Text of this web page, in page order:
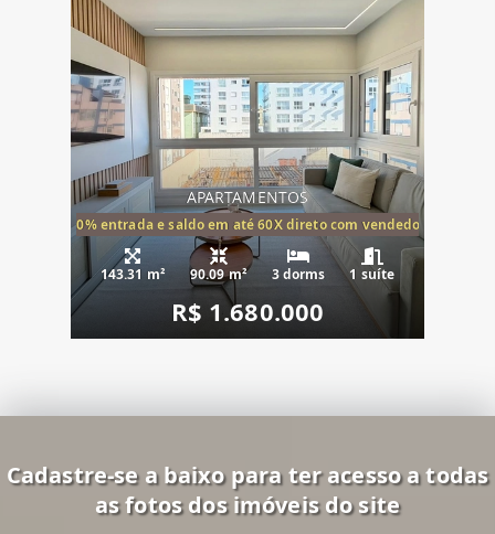
APARTAMENTOS
20% entrada e saldo em até 60X direto com vendedor
143.31 m² 90.09 m² 3 dorms 1 suíte
R$ 1.680.000
Cadastre-se a baixo para ter acesso a todas
as fotos dos imóveis do site